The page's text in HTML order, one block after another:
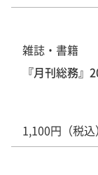
雑誌・書籍
『月刊総務』
1,100円（税込）